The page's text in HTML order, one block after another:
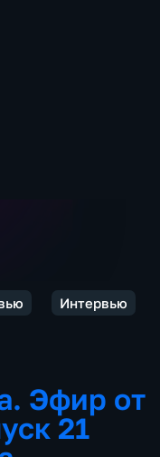
Интервью
Эфир от
21